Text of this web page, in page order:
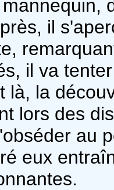
il
il va
là, la
lors des
au
eux